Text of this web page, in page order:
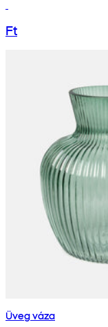
Ft
Üveg váza